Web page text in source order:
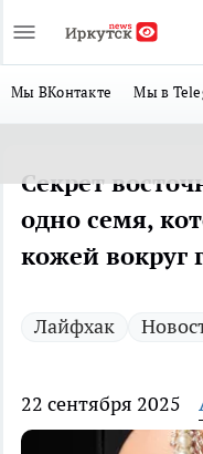
Мы ВКонтакте Мы в
Секрет
одно семя,
кожей вокруг
Лайфхак
22 сентября 2025